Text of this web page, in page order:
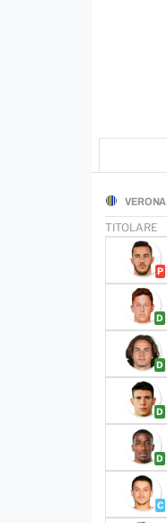
VERONA
TITOLARE
P
D
D
D
D
C